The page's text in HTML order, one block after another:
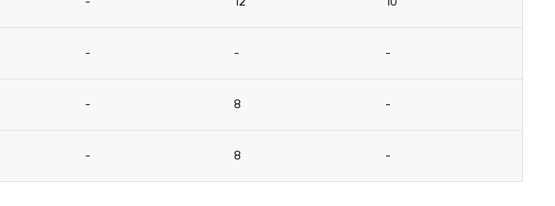
- - -
- 8 -
- 8 -